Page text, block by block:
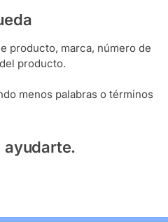
producto, marca, número de
producto.
menos palabras o términos
ayudarte.